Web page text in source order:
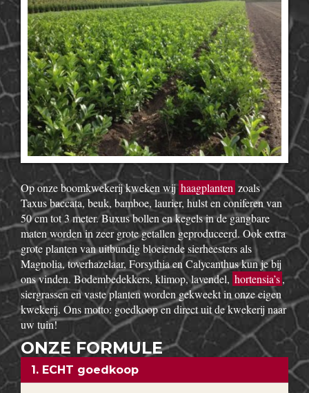
Op onze boomkwekerij kweken wijhaagplanten zoals
Taxus baccata, beuk, bamboe, laurier, hulst en coniferen van
50 cm tot 3 meter. Buxus bollen en kegels in de gangbare
maten worden in zeer grote getallen geproduceerd. Ook extra
grote planten van uitbundig bloeiende sierheesters als
Magnolia, toverhazelaar, Forsythia en Calycanthus kun je bij
ons vinden. Bodembedekkers, klimop, lavendel, hortensia’s,
siergrassen en vaste planten worden gekweekt in onze eigen
kwekerij. Ons motto: goedkoop en direct uit de kwekerij naar
uw tuin!
ONZE FORMULE
1. ECHT goedkoop